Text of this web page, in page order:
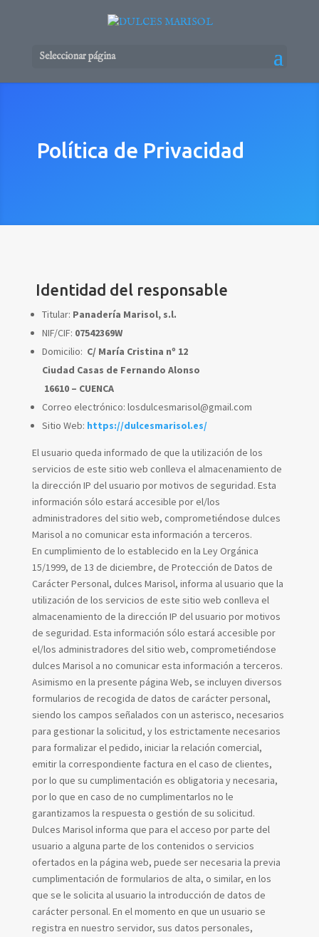
Seleccionar página
Política de Privacidad
Identidad del responsable
Titular: Panadería Marisol, s.l.
NIF/CIF: 07542369W
Domicilio: C/ María Cristina nº 12
Ciudad Casas de Fernando Alonso
16610 – CUENCA
Correo electrónico: losdulcesmarisol@gmail.com
Sitio Web: https://dulcesmarisol.es/
El usuario queda informado de que la utilización de los
servicios de este sitio web conlleva el almacenamiento de
la dirección IP del usuario por motivos de seguridad. Esta
información sólo estará accesible por el/los
administradores del sitio web, comprometiéndose dulces
Marisol a no comunicar esta información a terceros.
En cumplimiento de lo establecido en la Ley Orgánica
15/1999, de 13 de diciembre, de Protección de Datos de
Carácter Personal, dulces Marisol, informa al usuario que la
utilización de los servicios de este sitio web conlleva el
almacenamiento de la dirección IP del usuario por motivos
de seguridad. Esta información sólo estará accesible por
el/los administradores del sitio web, comprometiéndose
dulces Marisol a no comunicar esta información a terceros.
Asimismo en la presente página Web, se incluyen diversos
formularios de recogida de datos de carácter personal,
siendo los campos señalados con un asterisco, necesarios
para gestionar la solicitud, y los estrictamente necesarios
para formalizar el pedido, iniciar la relación comercial,
emitir la correspondiente factura en el caso de clientes,
por lo que su cumplimentación es obligatoria y necesaria,
por lo que en caso de no cumplimentarlos no le
garantizamos la respuesta o gestión de su solicitud.
Dulces Marisol informa que para el acceso por parte del
usuario a alguna parte de los contenidos o servicios
ofertados en la página web, puede ser necesaria la previa
cumplimentación de formularios de alta, o similar, en los
que se le solicita al usuario la introducción de datos de
carácter personal. En el momento en que un usuario se
registra en nuestro servidor, sus datos personales,